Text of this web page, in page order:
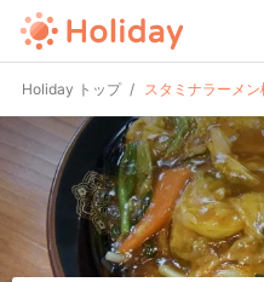
Holiday トップ スタミナラーメ